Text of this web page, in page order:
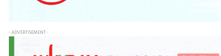
- ADVERTISEMENT -